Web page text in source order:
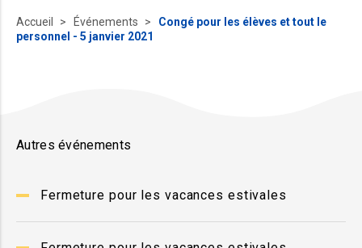
Autres événements
Fermeture pour les vacances estivales
Accueil Événements
Congé pour les élèves et tout le
personnel - 5 janvier 2021